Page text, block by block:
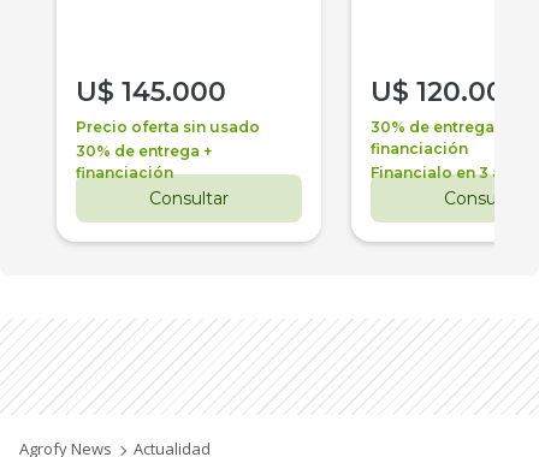
U$ 145.000
Precio oferta sin usado
30% de entrega +
financiación
Consultar
U$ 120.000
30% de entrega +
financiación
Financialo en 3 años
Consultar
Agrofy News Actualidad